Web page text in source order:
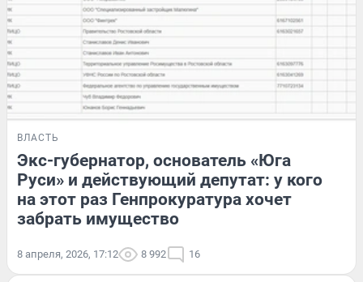
ВЛАСТЬ
Экс-губернатор, основатель «Юга
Руси» и действующий депутат: у кого
на этот раз Генпрокуратура хочет
забрать имущество
8 апреля, 2026, 17:12 8 992 16